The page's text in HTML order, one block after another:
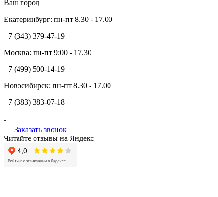
Ваш город
Екатеринбург: пн-пт 8.30 - 17.00
+7 (343) 379-47-19
Москва: пн-пт 9:00 - 17.30
+7 (499) 500-14-19
Новосибирск: пн-пт 8.30 - 17.00
+7 (383) 383-07-18
Заказать звонок
Читайте отзывы на Яндекс